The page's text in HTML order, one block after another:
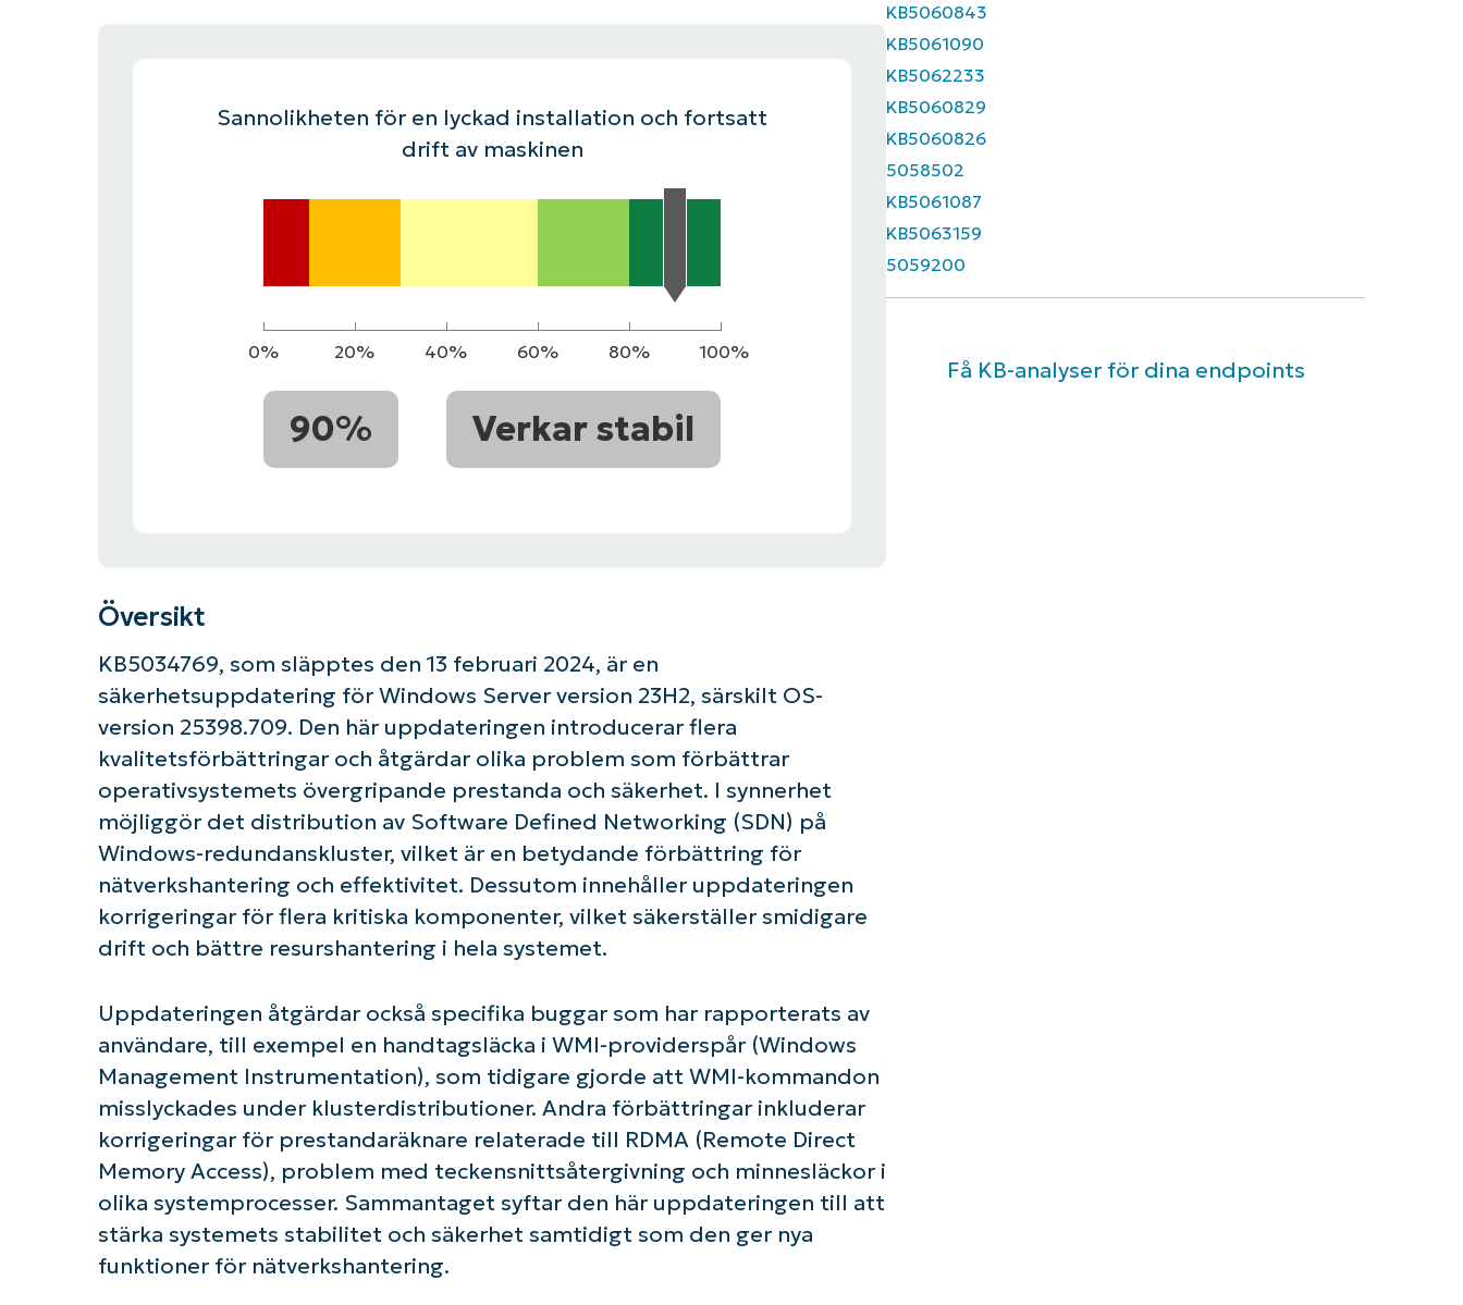
Sannolikheten för en lyckad installation och fortsatt
drift av maskinen
0% 20% 40% 60% 80% 100%
90% Verkar stabil
Översikt
KB5034769, som släpptes den 13 februari 2024, är en
säkerhetsuppdatering för Windows Server version 23H2, särskilt OS-
version 25398.709. Den här uppdateringen introducerar flera
kvalitetsförbättringar och åtgärdar olika problem som förbättrar
operativsystemets övergripande prestanda och säkerhet. I synnerhet
möjliggör det distribution av Software Defined Networking (SDN) på
Windows-redundanskluster, vilket är en betydande förbättring för
nätverkshantering och effektivitet. Dessutom innehåller uppdateringen
korrigeringar för flera kritiska komponenter, vilket säkerställer smidigare
drift och bättre resurshantering i hela systemet.
Uppdateringen åtgärdar också specifika buggar som har rapporterats av
användare, till exempel en handtagsläcka i WMI-providerspår (Windows
Management Instrumentation), som tidigare gjorde att WMI-kommandon
misslyckades under klusterdistributioner. Andra förbättringar inkluderar
korrigeringar för prestandaräknare relaterade till RDMA (Remote Direct
Memory Access), problem med teckensnittsåtergivning och minnesläckor i
olika systemprocesser. Sammantaget syftar den här uppdateringen till att
stärka systemets stabilitet och säkerhet samtidigt som den ger nya
funktioner för nätverkshantering.
KB5060843
KB5061090
KB5062233
KB5060829
KB5060826
5058502
KB5061087
KB5063159
5059200
Få KB-analyser för dina endpoints